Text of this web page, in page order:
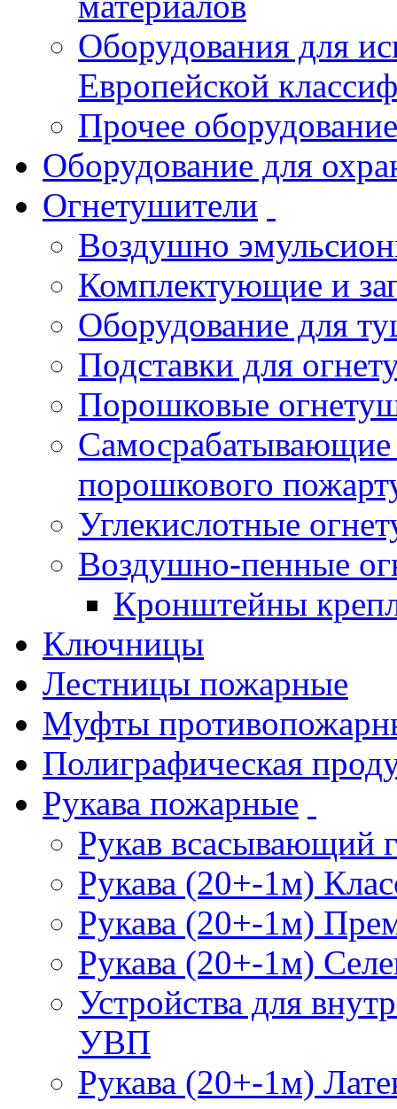
Оборудования для
Европейской
Прочее оборудование
Оборудование для
Огнетушители
Воздушно
Комплектующие и
Оборудование для
Подставки для
Порошковые
порошкового
Углекислотные
Воздушно-пенные
Кронштейны
Ключницы
Лестницы пожарные
Муфты
Полиграфическая
Рукава пожарные
Рукав всасывающий
Рукава (20+-1м)
Рукава (20+-1м)
Рукава (20+-1м)
Устройства для
УВП
Рукава (20+-1м)